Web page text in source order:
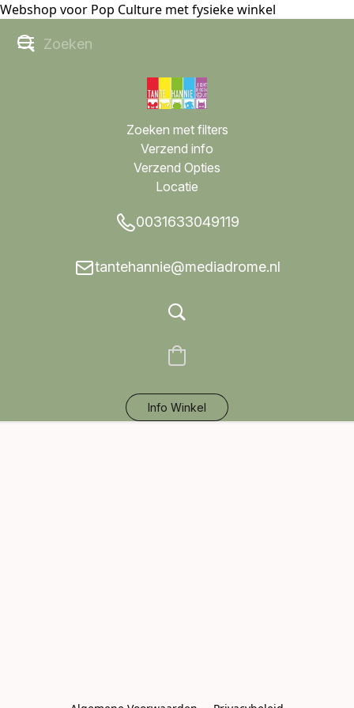
Webshop voor Pop Culture met fysieke winkel
Zoeken met filters
Verzend info
Verzend Opties
Locatie
0031633049119
tantehannie@mediadrome.nl
Info Winkel